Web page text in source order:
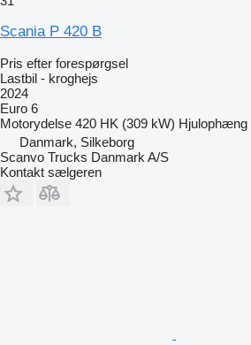
Scania P 420 B
Pris efter forespørgsel
Lastbil - kroghejs
2024
Euro 6
Motorydelse 420 HK (309 kW) Hjulophæng
Danmark, Silkeborg
Scanvo Trucks Danmark A/S
Kontakt sælgeren